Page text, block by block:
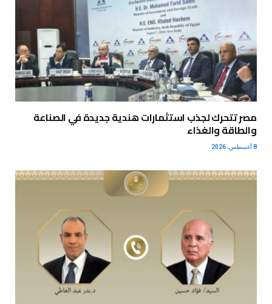
مصر تتحرك لجذب استثمارات هندية جديدة في الصناعة
والطاقة والغذاء
8 أغسطس، 2026